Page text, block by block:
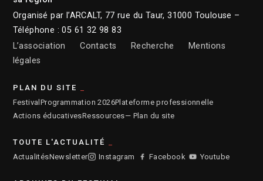
Organisé par l’ARCALT, 77 rue du Taur, 31000 Toulouse –
Téléphone : 05 61 32 98 83
L’association
Contacts Recherche
Mentions
légales
PLAN DU SITE
FestivalProgrammation 2026Plateforme professionnelle
Actions éducativesRessources— Plan du site
TOUTE L'ACTUALITÉ
ActualitésNewsletter Instagram Facebook Youtube